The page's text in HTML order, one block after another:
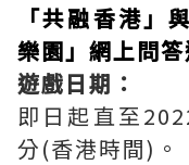
「共融香港」
樂園」網上問
遊戲日期：
即日起直至
分(香港時間)。